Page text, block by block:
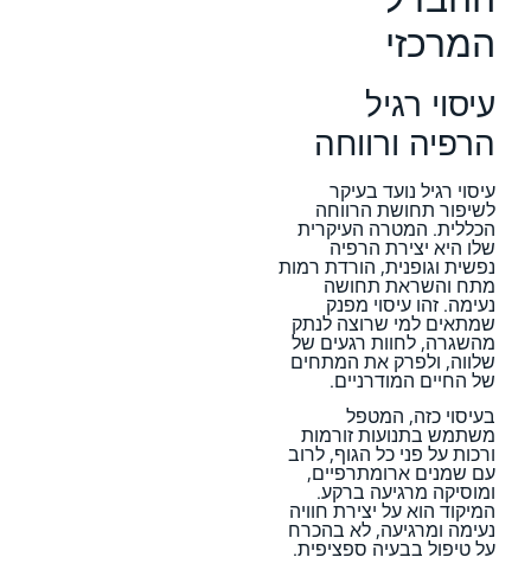
המרכזי
עיסוי רגיל
הרפיה ורווחה
עיסוי רגיל נועד בעיקר
לשיפור תחושת הרווחה
הכללית. המטרה העיקרית
שלו היא יצירת הרפיה
נפשית וגופנית, הורדת רמות
מתח והשראת תחושה
נעימה. זהו עיסוי מפנק
שמתאים למי שרוצה לנתק
מהשגרה, לחוות רגעים של
שלווה, ולפרק את המתחים
של החיים המודרניים.
בעיסוי כזה, המטפל
משתמש בתנועות זורמות
ורכות על פני כל הגוף, לרוב
עם שמנים ארומתרפיים,
ומוסיקה מרגיעה ברקע.
המיקוד הוא על יצירת חוויה
נעימה ומרגיעה, לא בהכרח
על טיפול בבעיה ספציפית.